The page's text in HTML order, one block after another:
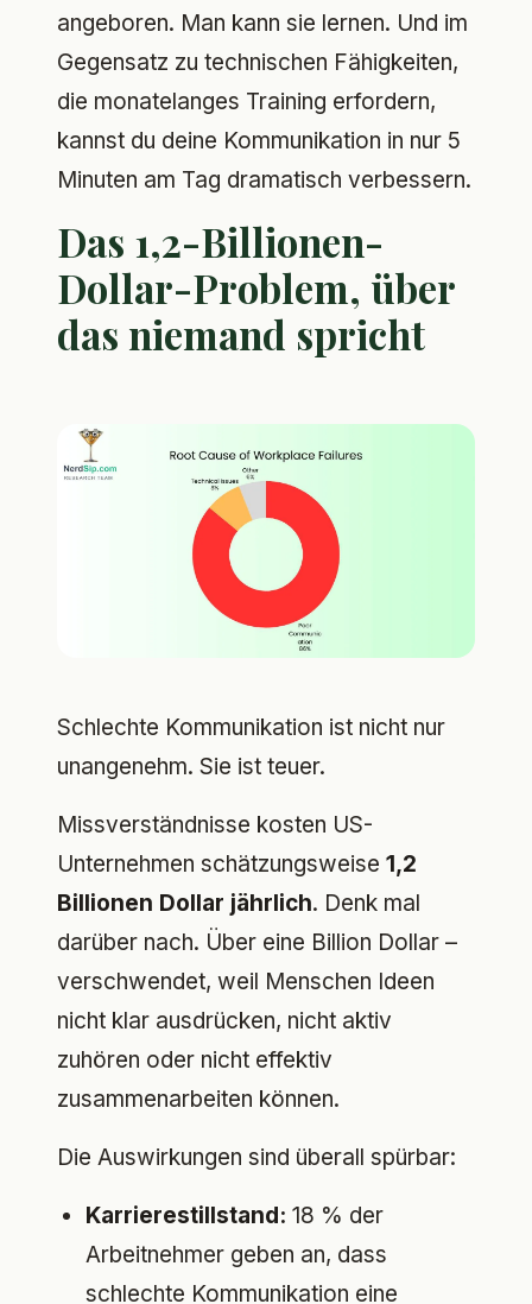
angeboren. Man kann sie lernen. Und im
Gegensatz zu technischen Fähigkeiten,
die monatelanges Training erfordern,
kannst du deine Kommunikation in nur 5
Minuten am Tag dramatisch verbessern.
Das 1,2-Billionen-
Dollar-Problem, über
das niemand spricht
Schlechte Kommunikation ist nicht nur
unangenehm. Sie ist teuer.
Missverständnisse kosten US-
Unternehmen schätzungsweise 1,2
Billionen Dollar jährlich. Denk mal
darüber nach. Über eine Billion Dollar –
verschwendet, weil Menschen Ideen
nicht klar ausdrücken, nicht aktiv
zuhören oder nicht effektiv
zusammenarbeiten können.
Die Auswirkungen sind überall spürbar:
Karrierestillstand: 18 % der
Arbeitnehmer geben an, dass
schlechte Kommunikation eine